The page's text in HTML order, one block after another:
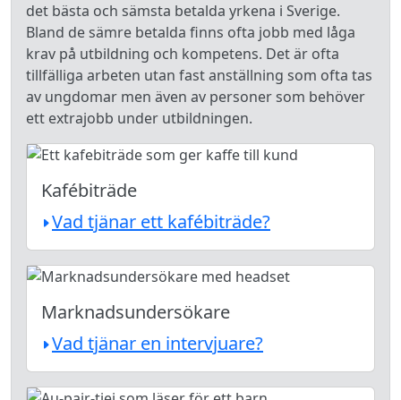
det bästa och sämsta betalda yrkena i Sverige.
Bland de sämre betalda finns ofta jobb med låga
krav på utbildning och kompetens. Det är ofta
tillfälliga arbeten utan fast anställning som ofta tas
av ungdomar men även av personer som behöver
ett extrajobb under utbildningen.
Kafébiträde
Vad tjänar ett kafébiträde?
Marknadsundersökare
Vad tjänar en intervjuare?